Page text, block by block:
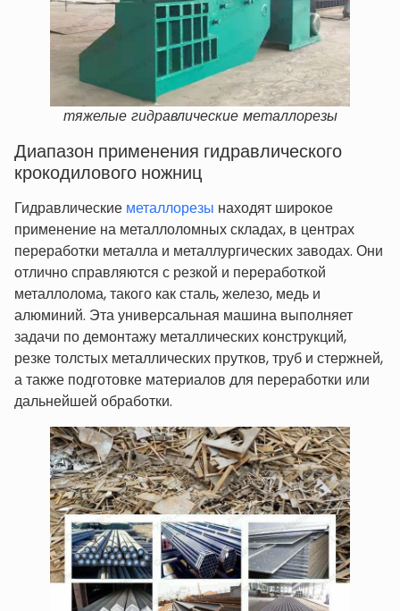
тяжелые гидравлические металлорезы
Диапазон применения гидравлического
крокодилового ножниц
Гидравлические металлорезы находят широкое
применение на металлоломных складах, в центрах
переработки металла и металлургических заводах. Они
отлично справляются с резкой и переработкой
металлолома, такого как сталь, железо, медь и
алюминий. Эта универсальная машина выполняет
задачи по демонтажу металлических конструкций,
резке толстых металлических прутков, труб и стержней,
а также подготовке материалов для переработки или
дальнейшей обработки.